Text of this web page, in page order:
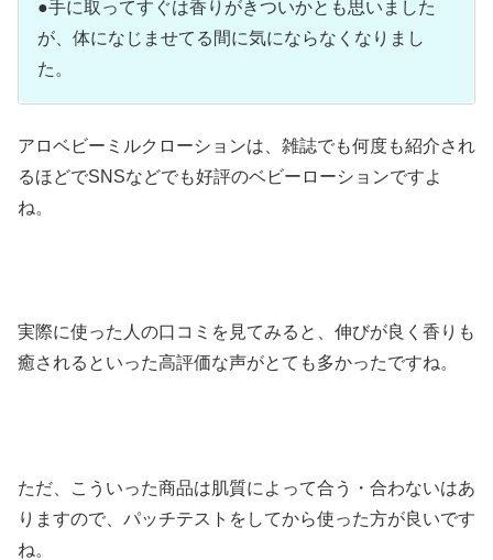
●手に取ってすぐは香りがきついかとも思いました
が、体になじませてる間に気にならなくなりまし
た。
アロベビーミルクローションは、雑誌でも何度も紹介され
るほどでSNSなどでも好評のベビーローションですよ
ね。
実際に使った人の口コミを見てみると、伸びが良く香りも
癒されるといった高評価な声がとても多かったですね。
ただ、こういった商品は肌質によって合う・合わないはあ
りますので、パッチテストをしてから使った方が良いです
ね。